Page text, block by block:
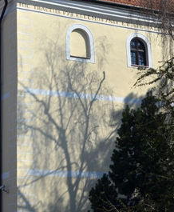
MÚZEA V TRNAVE
je Trnavský samosprávny kraj